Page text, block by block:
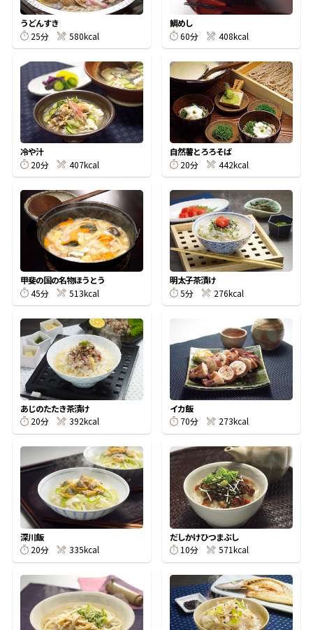
新鮮一番 『氷熟®』
『踊り節』
鰹節屋の
だしパック
商品情報一覧
おすすめサイト
新鮮一番
うどんすき
25分
580kcal
鯛めし
60分
408kcal
冷や汁
20分
407kcal
自然薯とろろそば
20分
442kcal
甲斐の国の名物ほうとう
45分
513kcal
明太子茶漬け
5分
276kcal
あじのたたき茶漬け
20分
392kcal
イカ飯
70分
273kcal
深川飯
20分
335kcal
だしかけひつまぶし
10分
571kcal